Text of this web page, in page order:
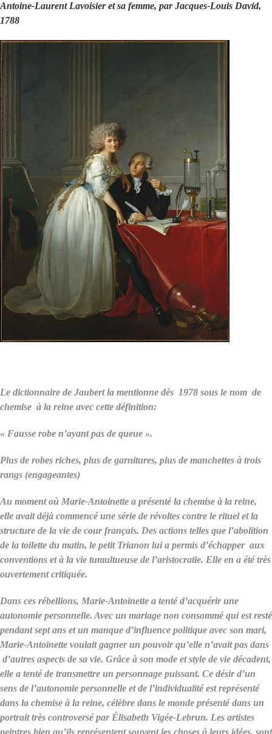
Antoine-Laurent Lavoisier et sa femme, par Jacques-Louis David,
1788
Le dictionnaire de Jaubert la mentionne dés 1978 sous le nom de
chemise à la reine avec cette définition:
« Fausse robe n’ayant pas de queue ».
Plus de robes riches, plus de garnitures, plus de manchettes à trois
rangs (engageantes)
Au moment où Marie-Antoinette a présenté la chemise à la reine,
elle avait déjà commencé une série de révoltes contre le rituel et la
structure de la vie de cour français. Des actions telles que l’abolition
de la toilette du matin, le petit Trianon lui a permis d’échapper aux
conventions et à la vie tumultueuse de l’aristocratie. Elle en a été très
ouvertement critiquée.
Dans ces rébellions, Marie-Antoinette a tenté d’acquérir une
autonomie personnelle. Avec un mariage non consommé qui est resté
pendant sept ans et un manque d’influence politique avec son mari,
Marie-Antoinette voulait gagner un pouvoir qu’elle n’avait pas dans
d’autres aspects de sa vie. Grâce à son mode et style de vie décadent,
elle a tenté de transmettre un personnage puissant. Ce désir d’un
sens de l’autonomie personnelle et de l’individualité est représenté
dans la chemise à la reine, célèbre dans le monde présenté dans un
portrait très controversé par Élisabeth Vigée-Lebrun. Les artistes